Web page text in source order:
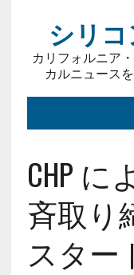
シリ
カリフォルニア
カルニュース
CHP
斉取り
スター